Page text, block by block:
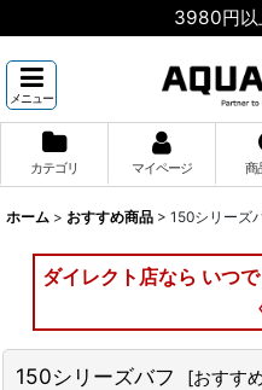
3980円以
メニュー
カテゴリ マイページ 商
ホーム > おすすめ商品 > 150シリーズ
ダイレクト店なら いつ
150シリーズバフ [おすす